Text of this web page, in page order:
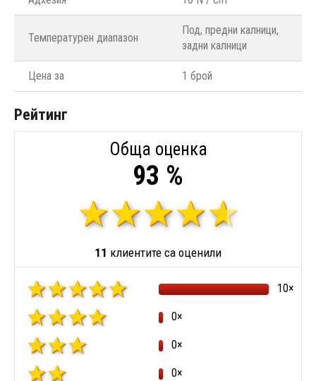
Температурен диапазон
Под, предни калници,
задни калници
Цена за 1 брой
Рейтинг
Обща оценка
93 %
11 клиентите са оценили
10×
0×
0×
0×